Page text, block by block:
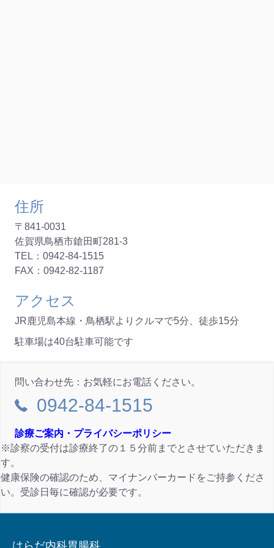
住所
〒841-0031
佐賀県鳥栖市鎗田町281-3
TEL：0942-84-1515
FAX：0942-82-1187
アクセス
JR鹿児島本線・鳥栖駅よりクルマで5分、徒歩15分
駐車場は40台駐車可能です
問い合わせ先：お気軽にお電話ください。
0942-84-1515
診療ご案内・プライバシーポリシー
※診察の受付は診療終了の１５分前までとさせていただきま
す。
健康保険の確認のため、マイナンバーカードをご持参くださ
い。受診日毎に確認が必要です。
はらだ内科胃腸科